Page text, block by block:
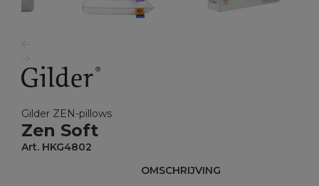
Gilder ZEN-pillows
Zen Soft
Art. HKG4802
OMSCHRIJVING